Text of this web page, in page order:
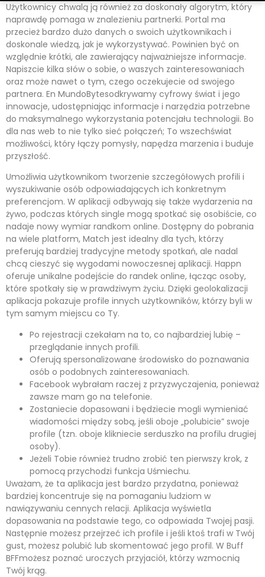
Użytkownicy chwalą ją również za doskonały algorytm, który
naprawdę pomaga w znalezieniu partnerki. Portal ma
przecież bardzo dużo danych o swoich użytkownikach i
doskonale wiedzą, jak je wykorzystywać. Powinien być on
względnie krótki, ale zawierający najważniejsze informacje.
Napiszcie kilka słów o sobie, o waszych zainteresowaniach
oraz może nawet o tym, czego oczekujecie od swojego
partnera. En MundoBytesodkrywamy cyfrowy świat i jego
innowacje, udostępniając informacje i narzędzia potrzebne
do maksymalnego wykorzystania potencjału technologii. Bo
dla nas web to nie tylko sieć połączeń; To wszechświat
możliwości, który łączy pomysły, napędza marzenia i buduje
przyszłość.
Umożliwia użytkownikom tworzenie szczegółowych profili i
wyszukiwanie osób odpowiadających ich konkretnym
preferencjom. W aplikacji odbywają się także wydarzenia na
żywo, podczas których single mogą spotkać się osobiście, co
nadaje nowy wymiar randkom online. Dostępny do pobrania
na wiele platform, Match jest idealny dla tych, którzy
preferują bardziej tradycyjne metody spotkań, ale nadal
chcą cieszyć się wygodami nowoczesnej aplikacji. Happn
oferuje unikalne podejście do randek online, łącząc osoby,
które spotkały się w prawdziwym życiu. Dzięki geolokalizacji
aplikacja pokazuje profile innych użytkowników, którzy byli w
tym samym miejscu co Ty.
Po rejestracji czekałam na to, co najbardziej lubię –
przeglądanie innych profili.
Oferują spersonalizowane środowisko do poznawania
osób o podobnych zainteresowaniach.
Facebook wybrałam raczej z przyzwyczajenia, ponieważ
zawsze mam go na telefonie.
Zostaniecie dopasowani i będziecie mogli wymieniać
wiadomości między sobą, jeśli oboje „polubicie” swoje
profile (tzn. oboje klikniecie serduszko na profilu drugiej
osoby).
Jeżeli Tobie również trudno zrobić ten pierwszy krok, z
pomocą przychodzi funkcja Uśmiechu.
Uważam, że ta aplikacja jest bardzo przydatna, ponieważ
bardziej koncentruje się na pomaganiu ludziom w
nawiązywaniu cennych relacji. Aplikacja wyświetla
dopasowania na podstawie tego, co odpowiada Twojej pasji.
Następnie możesz przejrzeć ich profile i jeśli ktoś trafi w Twój
gust, możesz polubić lub skomentować jego profil. W Buff
BFFmożesz poznać uroczych przyjaciół, którzy wzmocnią
Twój krąg.